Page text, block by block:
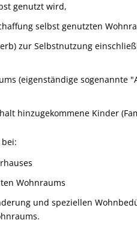
genutzt wird,
selbst genutzten
zur Selbstnutzung
(eigenständige sogenannte
hinzugekommene Kinder
Wohnraums
und speziellen